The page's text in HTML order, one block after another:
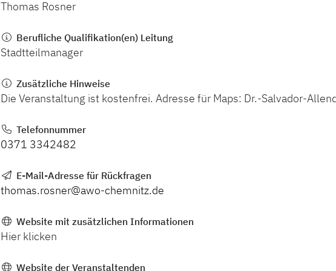
Thomas Rosner
Berufliche Qualifikation(en) Leitung
Stadtteilmanager
Zusätzliche Hinweise
Die Veranstaltung ist kostenfrei. Adresse für Maps: Dr.-Salvador-
Telefonnummer
0371 3342482
E-Mail-Adresse für Rückfragen
thomas.rosner@awo-chemnitz.de
Website mit zusätzlichen Informationen
Hier klicken
Website der Veranstaltenden